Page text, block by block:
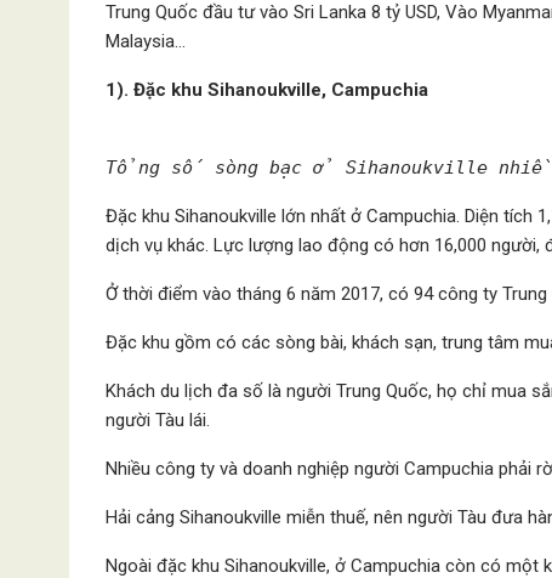
Trung Quốc đầu tư vào Sri Lanka 8 tỷ USD, Vào
Malaysia…
1). Đặc khu Sihanoukville, Campuchia
Tổng số sòng bạc ở Sihanoukville
Đặc khu Sihanoukville lớn nhất ở Campuchia. Diện tích
dịch vụ khác. Lực lượng lao động có hơn 16,000 người,
Ở thời điểm vào tháng 6 năm 2017, có 94 công ty
Đặc khu gồm có các sòng bài, khách sạn, trung tâm
Khách du lịch đa số là người Trung Quốc, họ chỉ mua
người Tàu lái.
Nhiều công ty và doanh nghiệp người Campuchia phải
Hải cảng Sihanoukville miễn thuế, nên người Tàu đưa
Ngoài đặc khu Sihanoukville, ở Campuchia còn có một